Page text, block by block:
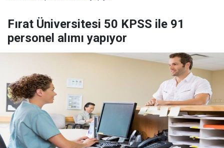
Fırat Üniversitesi 50 KPSS ile 91
personel alımı yapıyor